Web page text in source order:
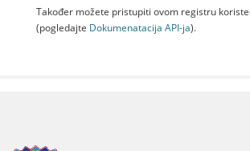
Također možete pristupiti ovom registru
(pogledajte Dokumenаtаcijа API-jа).